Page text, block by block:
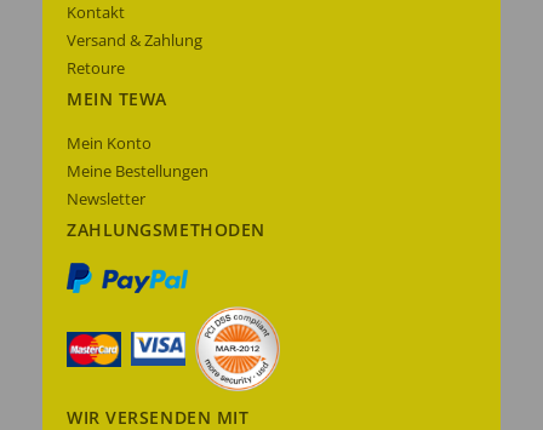
Kontakt
Versand & Zahlung
Retoure
MEIN TEWA
Mein Konto
Meine Bestellungen
Newsletter
ZAHLUNGSMETHODEN
WIR VERSENDEN MIT